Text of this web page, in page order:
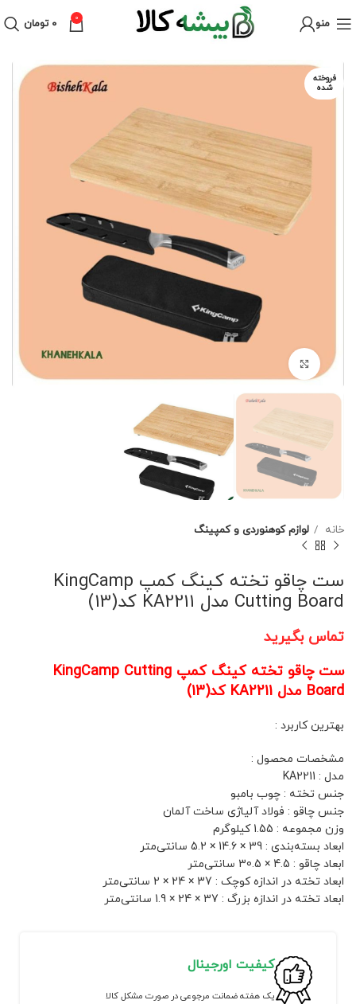
منو 0 ۰ تومان
فروخته
شده
خانه لوازم کوهنوردی و کمپینگ
ست چاقو تخته کینگ کمپ KingCamp
Cutting Board مدل KA2211 کد(13)
تماس بگیرید
ست چاقو تخته کینگ کمپ KingCamp Cutting
Board مدل KA2211 کد(13)
بهترین کاربرد :
مشخصات محصول :
مدل : KA2211
جنس تخته : چوب بامبو
جنس چاقو : فولاد آلیاژی ساخت آلمان
وزن مجموعه : 1.55 کیلوگرم
ابعاد بسته‌بندی : 39 × 14.6 × 5.2 سانتی‌متر
ابعاد چاقو : 4.5 × 30.5 سانتی‌متر
ابعاد تخته در اندازه کوچک : 37 × 24 × 2 سانتی‌متر
ابعاد تخته در اندازه بزرگ : 37 × 24 × 1.9 سانتی‌متر
کیفیت اورجینال
یک هفته ضمانت مرجوعی در صورت مشکل کالا